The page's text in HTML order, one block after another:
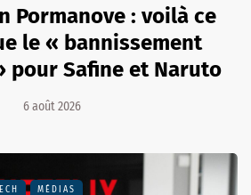
Pormanove : voilà ce
le « bannissement
pour Safine et Naruto
6 août 2026
MÉDIAS